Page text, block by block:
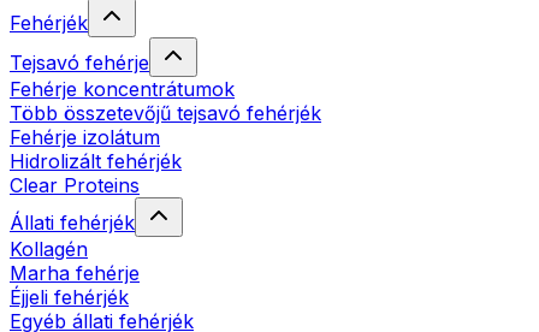
Fehérjék
Tejsavó fehérje
Fehérje koncentrátumok
Több összetevőjű tejsavó fehérjék
Fehérje izolátum
Hidrolizált fehérjék
Clear Proteins
Állati fehérjék
Kollagén
Marha fehérje
Éjjeli fehérjék
Egyéb állati fehérjék